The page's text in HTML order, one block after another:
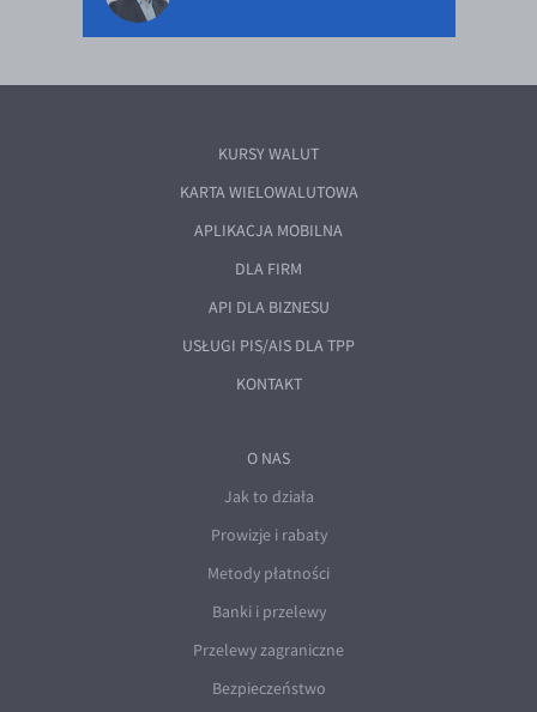
KURSY WALUT
KARTA WIELOWALUTOWA
APLIKACJA MOBILNA
DLA FIRM
API DLA BIZNESU
USŁUGI PIS/AIS DLA TPP
KONTAKT
O NAS
Jak to działa
Prowizje i rabaty
Metody płatności
Banki i przelewy
Przelewy zagraniczne
Bezpieczeństwo